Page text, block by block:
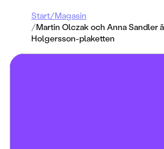
Start/Magasin
/Martin Olczak och Anna Sandler
Holgersson-plaketten